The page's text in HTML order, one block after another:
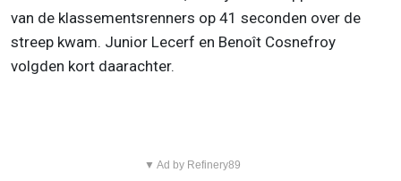
van de klassementsrenners op 41 seconden over de
streep kwam. Junior Lecerf en Benoît Cosnefroy
volgden kort daarachter.
▼ Ad by Refinery89